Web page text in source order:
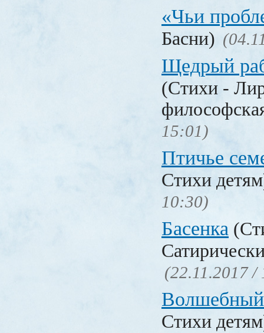
«Чьи
Басни)
Щедрый
(Стихи -
15:01)
Птичье
Стихи
10:30)
Басенка
(22.11.2017 /
Стихи